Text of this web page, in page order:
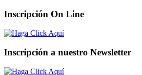
Inscripción On Line
Inscripción a nuestro Newsletter